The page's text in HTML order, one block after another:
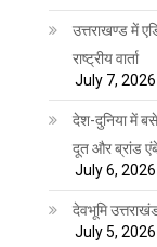
उत्तराखण्ड में
राष्ट्रीय वार्ता
July 7, 2026
देश-दुनिया में
दूत और ब्रांड
July 6, 2026
देवभूमि
July 5, 2026